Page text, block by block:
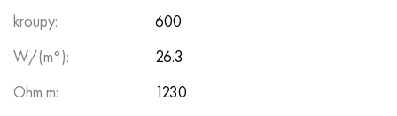
kroupy:
600
W/(m°):
26.3
Ohm m:
1230